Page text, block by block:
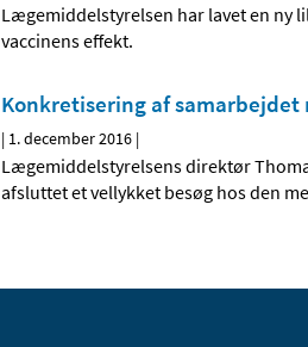
Lægemiddelstyrelsen har lavet en ny
vaccinens effekt.
Konkretisering af samarbejdet
| 1. december 2016 |
Lægemiddelstyrelsens direktør
afsluttet et vellykket besøg hos den